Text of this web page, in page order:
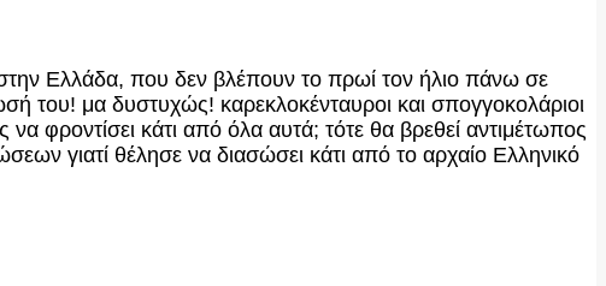
στην Ελλάδα, που δεν βλέπουν το πρωί τον ήλιο πάνω σε
του! μα δυστυχώς! καρεκλοκένταυροι και σπογγοκολάριοι
φροντίσει κάτι από όλα αυτά; τότε θα βρεθεί αντιμέτωπος
γιατί θέλησε να διασώσει κάτι από το αρχαίο Ελληνικό